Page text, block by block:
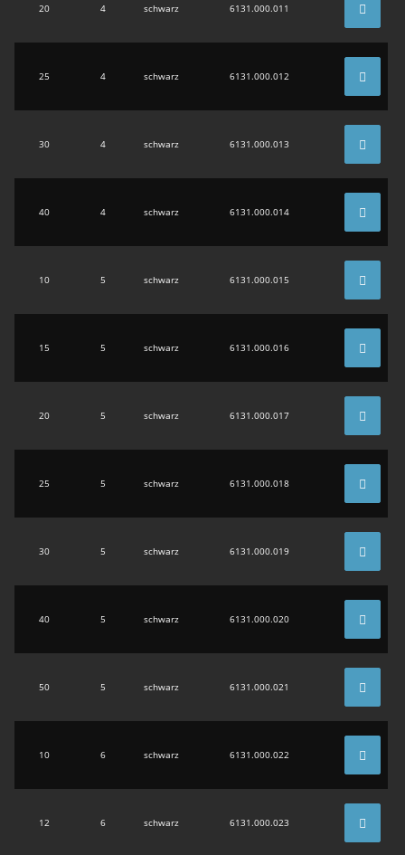
20 4 schwarz 6131.000.011
25 4 schwarz 6131.000.012
30 4 schwarz 6131.000.013
40 4 schwarz 6131.000.014
10 5 schwarz 6131.000.015
15 5 schwarz 6131.000.016
20 5 schwarz 6131.000.017
25 5 schwarz 6131.000.018
30 5 schwarz 6131.000.019
40 5 schwarz 6131.000.020
50 5 schwarz 6131.000.021
10 6 schwarz 6131.000.022
12 6 schwarz 6131.000.023